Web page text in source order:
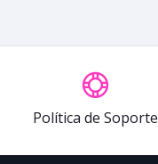
Política de Soporte